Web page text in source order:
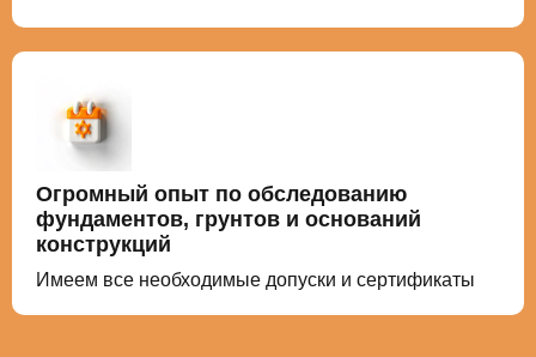
Огромный опыт по обследованию
фундаментов, грунтов и оснований
конструкций
Имеем все необходимые допуски и сертификаты